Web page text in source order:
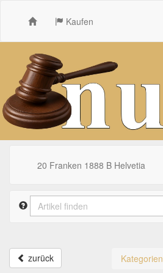
Kaufen
20 Franken 1888 B Helvetia
zurück Kategorien